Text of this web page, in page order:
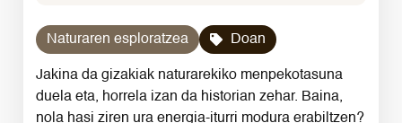
Naturaren esploratzea Doan
Jakina da gizakiak naturarekiko menpekotasuna
duela eta, horrela izan da historian zehar. Baina,
nola hasi ziren ura energia-iturri modura erabiltzen?